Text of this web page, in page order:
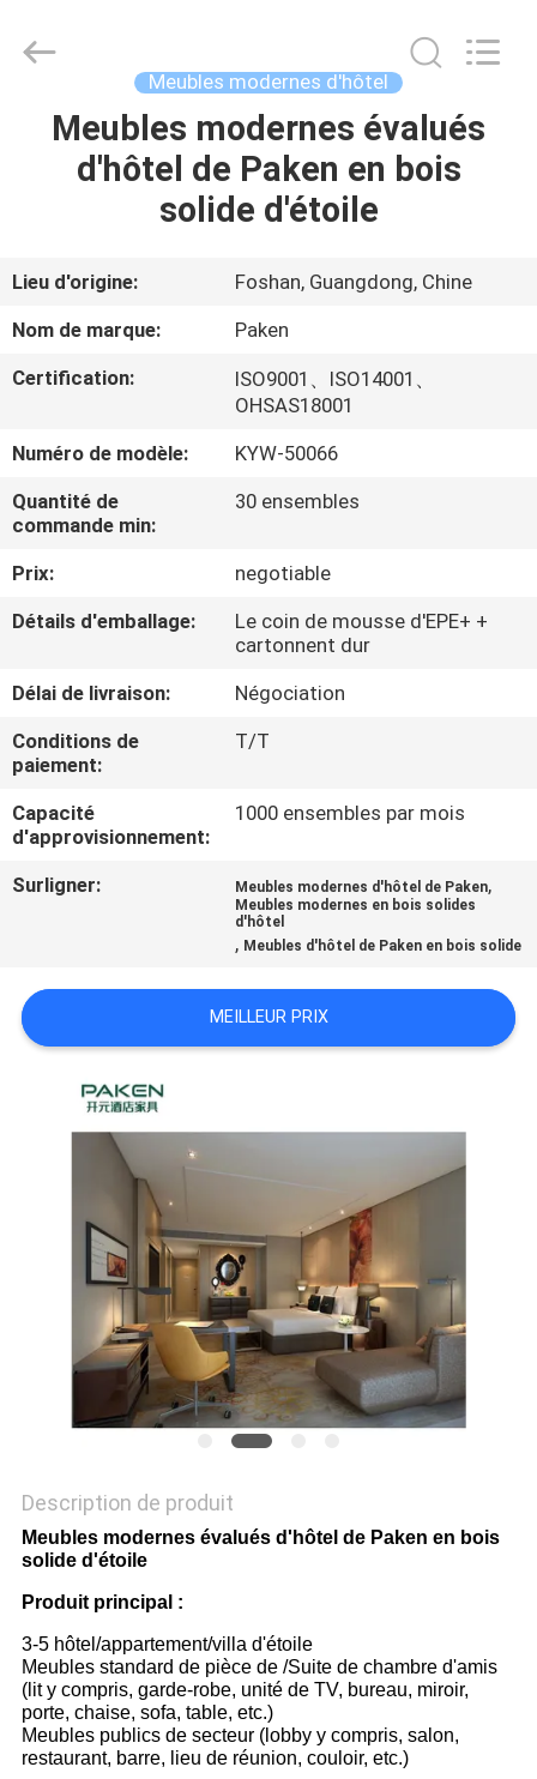
MAISON
AU
SUJET
DE
D'USINE
DE
QUALITÉ
CONTACTEZ-
NOUS
DEMANDEZ
PLAN
PRIVACY
POLICY
Meubles modernes d'hôtel
Meubles modernes évalués
d'hôtel de Paken en bois
solide d'étoile
Lieu d'origine:
Foshan, Guangdong, Chine
Nom de marque:
Paken
Certification:
ISO9001、ISO14001、
OHSAS18001
Numéro de modèle:
KYW-50066
Quantité de
commande min:
30 ensembles
Prix:
negotiable
Détails d'emballage:
Le coin de mousse d'EPE+ +
cartonnent dur
Délai de livraison:
Négociation
Conditions de
paiement:
T/T
Capacité
d'approvisionnement:
1000 ensembles par mois
Surligner: Meubles modernes d'hôtel de Paken,
Meubles modernes en bois solides
d'hôtel
, Meubles d'hôtel de Paken en bois solide
MEILLEUR PRIX
Description de produit
Meubles modernes évalués d'hôtel de Paken en bois
solide d'étoile
Produit principal :
3-5 hôtel/appartement/villa d'étoile
Meubles standard de pièce de /Suite de chambre d'amis
(lit y compris, garde-robe, unité de TV, bureau, miroir,
porte, chaise, sofa, table, etc.)
Meubles publics de secteur (lobby y compris, salon,
restaurant, barre, lieu de réunion, couloir, etc.)